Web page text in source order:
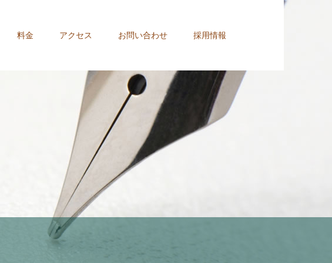
料金 アクセス お問い合わせ 採用情報